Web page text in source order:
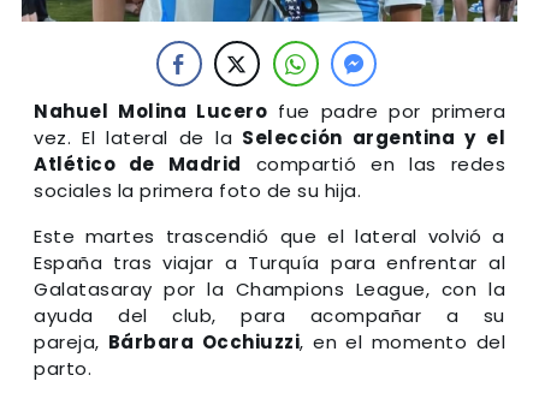
Nahuel Molina Lucero fue padre por primera
vez. El lateral de la Selección argentina y el
Atlético de Madrid compartió en las redes
sociales la primera foto de su hija.
Este martes trascendió que el lateral volvió a
España tras viajar a Turquía para enfrentar al
Galatasaray por la Champions League, con la
ayuda del club, para acompañar a su
pareja, Bárbara Occhiuzzi, en el momento del
parto.